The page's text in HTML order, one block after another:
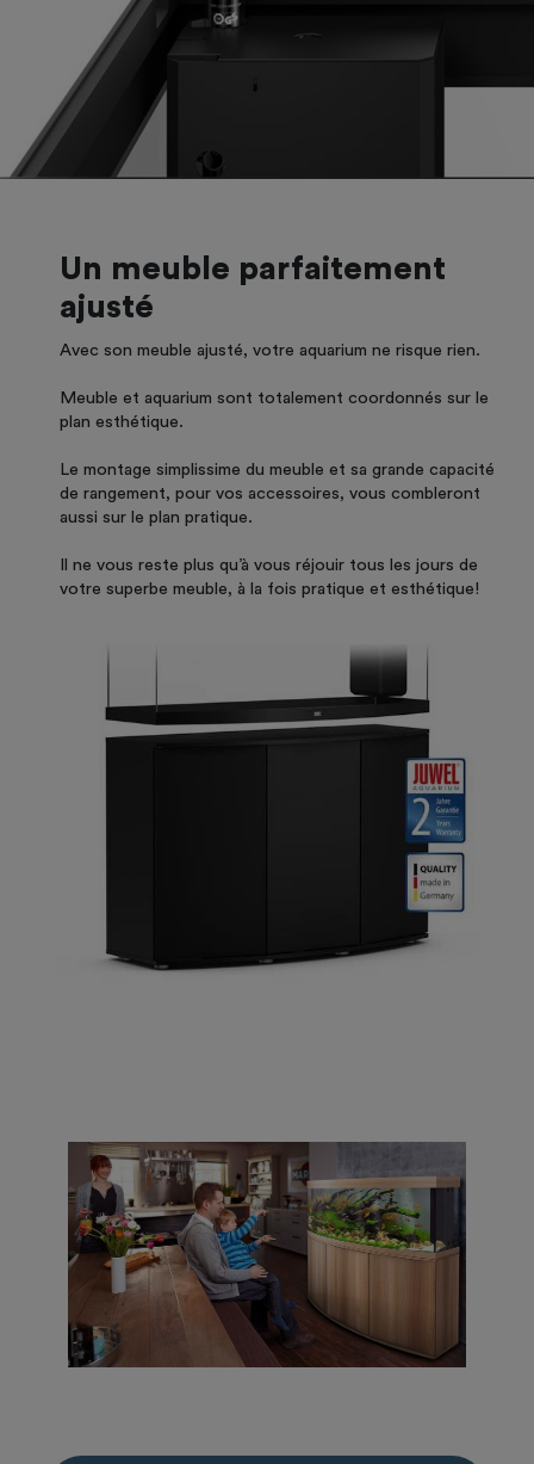
Un meuble parfaitement
ajusté
Avec son meuble ajusté, votre aquarium ne risque rien.
Meuble et aquarium sont totalement coordonnés sur le
plan esthétique.
Le montage simplissime du meuble et sa grande capacité
de rangement, pour vos accessoires, vous combleront
aussi sur le plan pratique.
Il ne vous reste plus qu’à vous réjouir tous les jours de
votre superbe meuble, à la fois pratique et esthétique!